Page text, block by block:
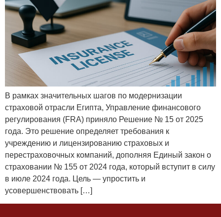
В рамках значительных шагов по модернизации
страховой отрасли Египта, Управление финансового
регулирования (FRA) приняло Решение № 15 от 2025
года. Это решение определяет требования к
учреждению и лицензированию страховых и
перестраховочных компаний, дополняя Единый закон о
страховании № 155 от 2024 года, который вступит в силу
в июле 2024 года. Цель — упростить и
усовершенствовать […]